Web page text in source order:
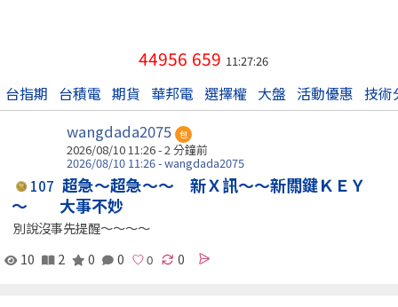
44956 659 11:27:26
台指期 台積電 期貨 華邦電 選擇權 大盤 活動優惠 技術
wangdada2075
包
2026/08/10 11:26 -2 分鐘前
2026/08/10 11:26 - wangdada2075
107 超急～超急～～ 新Ｘ訊～～新關鍵ＫＥＹ
～ 大事不妙
別說沒事先提醒～～～～
10
2 0 0 0